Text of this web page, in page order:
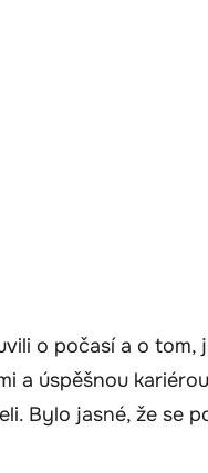
o počasí a o
a úspěšnou
Bylo jasné, že se